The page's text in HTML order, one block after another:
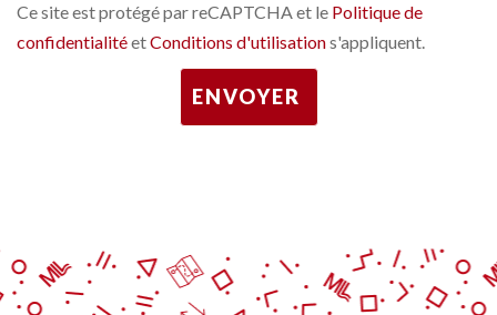
Ce site est protégé par reCAPTCHA et le Politique de
confidentialitéetConditions d'utilisations'appliquent.
ENVOYER